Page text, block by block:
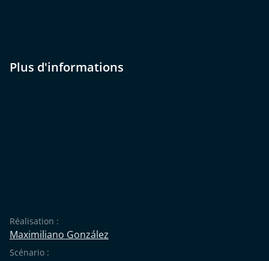
Plus d'informations
Réalisation :
Maximiliano González
Scénario :